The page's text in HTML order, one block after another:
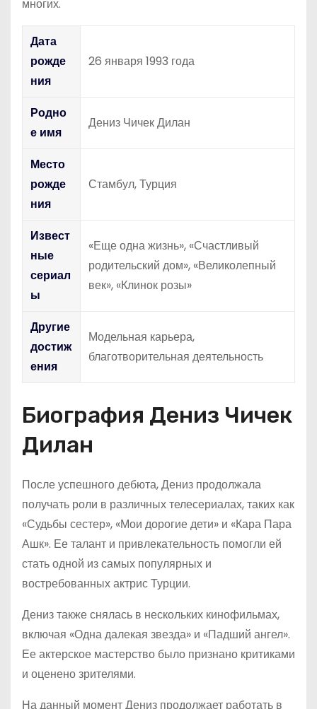
многих.
Дата
рожде
ния
26 января 1993 года
Родно
е имя
Дениз Чичек Дилан
Место
рожде
ния
Стамбул, Турция
Извест
ные
сериал
ы
«Еще одна жизнь», «Счастливый
родительский дом», «Великолепный
век», «Клинок розы»
Другие
достиж
ения
Модельная карьера,
благотворительная деятельность
Биография Дениз Чичек
Дилан
После успешного дебюта, Дениз продолжала
получать роли в различных телесериалах, таких как
«Судьбы сестер», «Мои дорогие дети» и «Кара Пара
Ашк». Ее талант и привлекательность помогли ей
стать одной из самых популярных и
востребованных актрис Турции.
Дениз также снялась в нескольких кинофильмах,
включая «Одна далекая звезда» и «Падший ангел».
Ее актерское мастерство было признано критиками
и оценено зрителями.
На данный момент Дениз продолжает работать в